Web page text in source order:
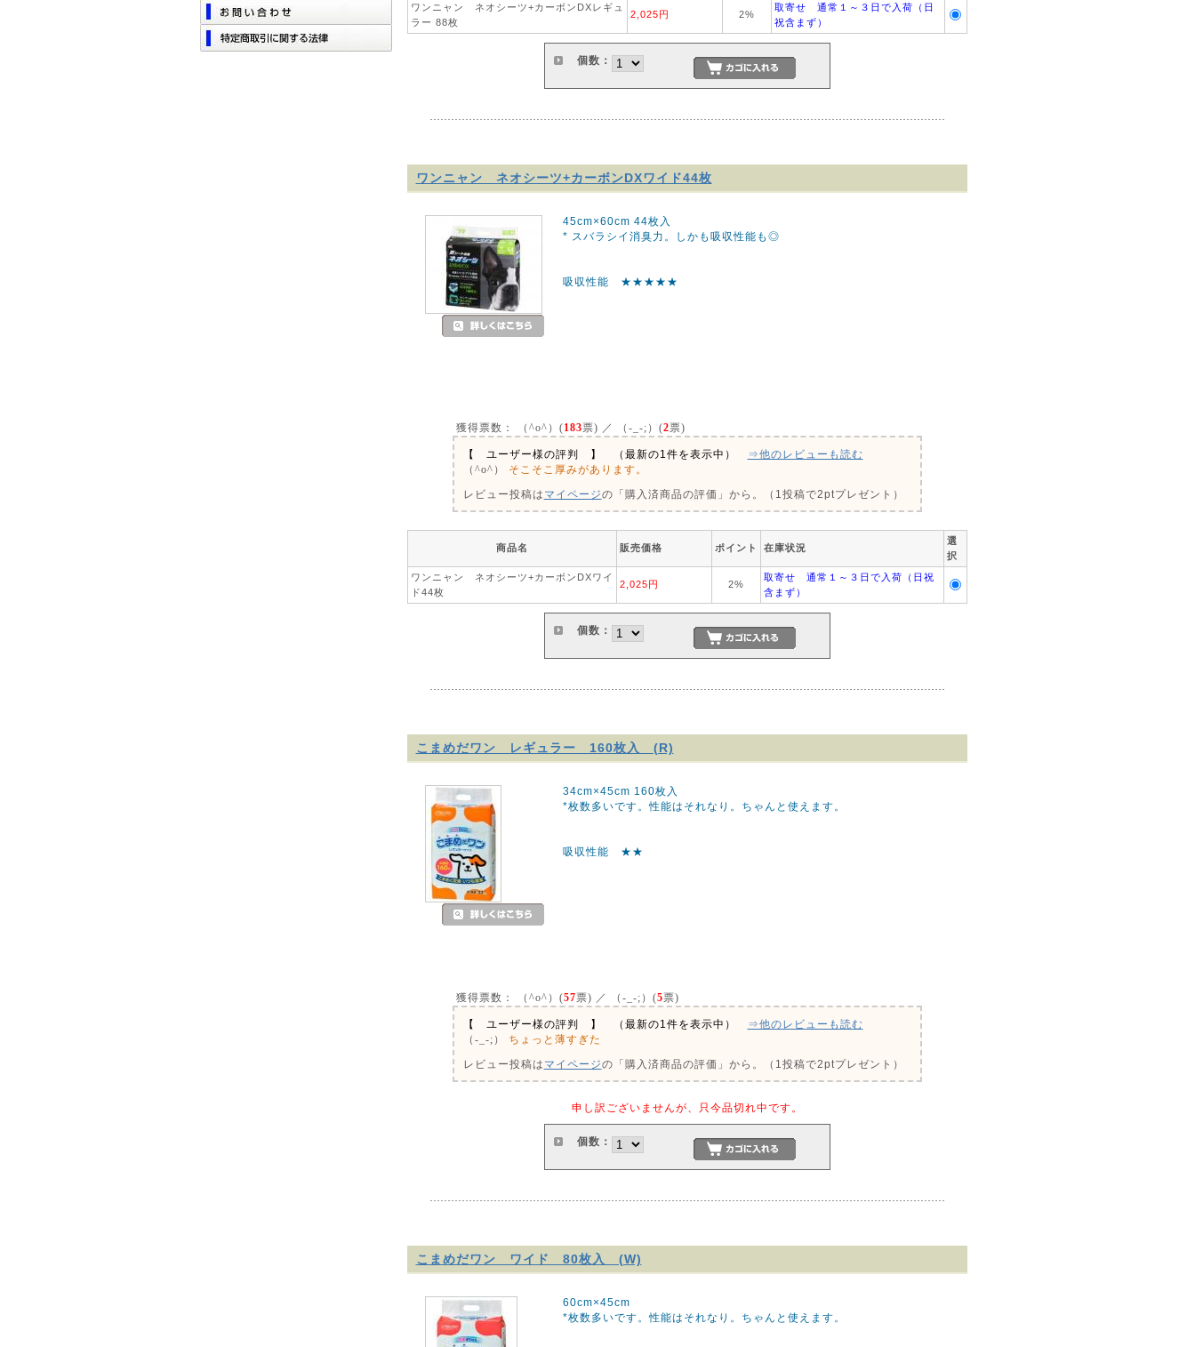
ワンニャン ネオシーツ+カーボンDXレギュ
ラー 88枚
2,025円 2%
取寄せ 通常１～３日で入荷（日
祝含まず）
個数：
ワンニャン ネオシーツ+カーボンDXワイド44枚
45cm×60cm 44枚入
* スバラシイ消臭力。しかも吸収性能も◎
吸収性能 ★★★★★
獲得票数： （^o^）(183票) ／ （-_-;）(2票)
【 ユーザー様の評判 】 （最新の1件を表示中）
⇒他のレビューも読む
（^o^）
そこそこ厚みがあります。
レビュー投稿は マイページの「購入済商品の評価」から。（1投稿で2ptプレゼント）
商品名 販売価格 ポイント 在庫状況
選
択
ワンニャン ネオシーツ+カーボンDXワイ
ド44枚
2,025円 2%
取寄せ 通常１～３日で入荷（日祝
含まず）
個数：
こまめだワン レギュラー 160枚入 (R)
34cm×45cm 160枚入
*枚数多いです。性能はそれなり。ちゃんと使えます。
吸収性能 ★★
獲得票数： （^o^）(57票) ／ （-_-;）(5票)
【 ユーザー様の評判 】 （最新の1件を表示中）
⇒他のレビューも読む
（-_-;）
ちょっと薄すぎた
レビュー投稿は マイページの「購入済商品の評価」から。（1投稿で2ptプレゼント）
申し訳ございませんが、只今品切れ中です。
個数：
こまめだワン ワイド 80枚入 (W)
60cm×45cm
*枚数多いです。性能はそれなり。ちゃんと使えます。